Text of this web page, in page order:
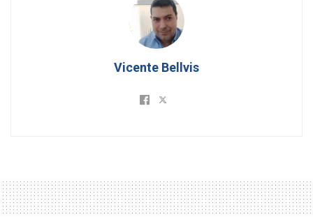
Vicente Bellvis